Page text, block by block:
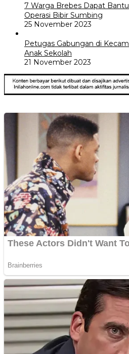
7 Warga Brebes Dapat
Operasi Bibir Sumbing
25 November 2023
Petugas Gabungan di
Anak Sekolah
21 November 2023